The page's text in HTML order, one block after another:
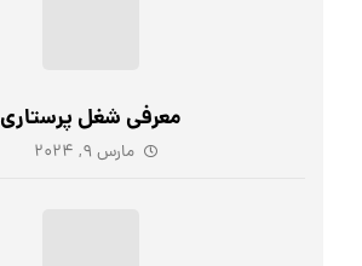
معرفی شغل پرستاری
مارس ۹, ۲۰۲۴